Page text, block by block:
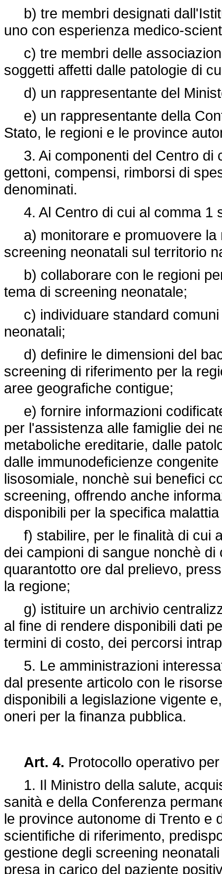
b) tre membri designati
uno con esperienza medico-
c) tre membri delle
soggetti affetti dalle patologie di
d) un rappresentante del
e) un rappresentante della
Stato, le regioni e le province
3. Ai componenti del Centro di
gettoni, compensi, rimborsi di
denominati.
4. Al Centro di cui al comma 1
a) monitorare e promuovere la
screening neonatali sul territorio
b) collaborare con le regioni
tema di screening neonatale;
c) individuare standard comuni
neonatali;
d) definire le dimensioni del
screening di riferimento per la
aree geografiche contigue;
e) fornire informazioni
per l'assistenza alle famiglie dei
metaboliche ereditarie, dalle
dalle immunodeficienze
lisosomiale, nonchè sui benefici
screening, offrendo anche
disponibili per la specifica
f) stabilire, per le finalità di cui
dei campioni di sangue nonchè
quarantotto ore dal prelievo,
la regione;
g) istituire un archivio
al fine di rendere disponibili dati
termini di costo, dei percorsi
5. Le amministrazioni
dal presente articolo con le
disponibili a legislazione vigente
oneri per la finanza pubblica.
Art. 4. Protocollo operativo
1. Il Ministro della salute,
sanità e della Conferenza
le province autonome di Trento e
scientifiche di riferimento,
gestione degli screening
presa in carico del paziente